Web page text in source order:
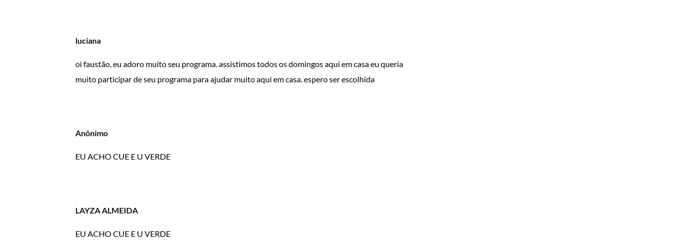
luciana
oi faustão, eu adoro muito seu programa. assistimos todos os domingos aqui em casa eu queria
muito participar de seu programa para ajudar muito aqui em casa. espero ser escolhida
Anônimo
EU ACHO CUE E U VERDE
LAYZA ALMEIDA
EU ACHO CUE E U VERDE